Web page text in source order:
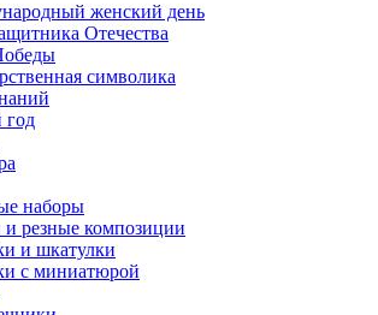
женский день
Отечества
символика
наборы
резные композиции
и шкатулки
с миниатюрой